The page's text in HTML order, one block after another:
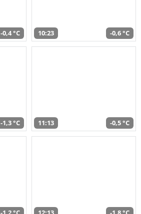
-0,4 °C 10:23 -0,6 °C
-1,3 °C 11:13 -0,5 °C